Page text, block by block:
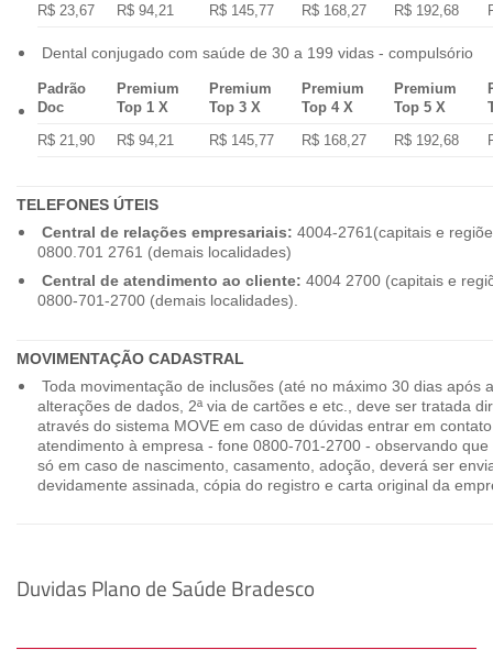
R$ 23,67
R$ 94,21 R$ 145,77 R$ 168,27 R$ 192,68
Dental conjugado com saúde de 30 a 199 vidas - compulsório
Padrão
Doc
Premium
Top 1 X
Premium
Top 3 X
Premium
Top 4 X
Premium
Top 5 X
R$ 21,90
R$ 94,21 R$ 145,77 R$ 168,27 R$ 192,68
TELEFONES ÚTEIS
Central de relações empresariais: 4004-2761(capitais e
0800.701 2761 (demais localidades)
Central de atendimento ao cliente: 4004 2700 (capitais e
0800-701-2700 (demais localidades).
MOVIMENTAÇÃO CADASTRAL
Toda movimentação de inclusões (até no máximo 30 dias após
alterações de dados, 2ª via de cartões e etc., deve ser tratada
através do sistema MOVE em caso de dúvidas entrar em
atendimento à empresa - fone 0800-701-2700 - observando
só em caso de nascimento, casamento, adoção, deverá ser
devidamente assinada, cópia do registro e carta original da
Duvidas Plano de Saúde Bradesco